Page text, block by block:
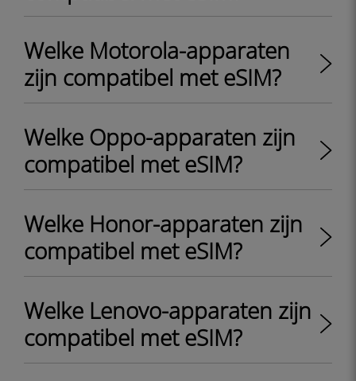
Welke Motorola-apparaten
zijn compatibel met eSIM?
Welke Oppo-apparaten zijn
compatibel met eSIM?
Welke Honor-apparaten zijn
compatibel met eSIM?
Welke Lenovo-apparaten zijn
compatibel met eSIM?